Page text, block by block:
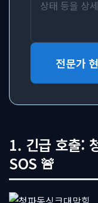
전문가
1. 긴급 호출:
SOS 🚨